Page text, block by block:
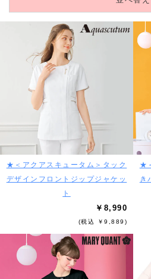
★＜アクアスキュータム＞タック
デザインフロントジップジャケッ
ト
￥8,990
(税込 ￥9,889)
★
き